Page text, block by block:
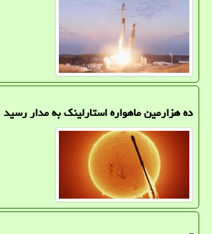
ده هزارمین ماهواره استارلینک به مدار رسید